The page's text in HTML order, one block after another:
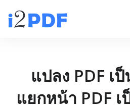
แปลง PDF เป็
แยกหน้า PDF เ